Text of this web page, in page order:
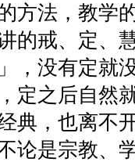
方法，教学
的戒、定、
，没有定就
定之后自然
典，也离不
论是宗教、